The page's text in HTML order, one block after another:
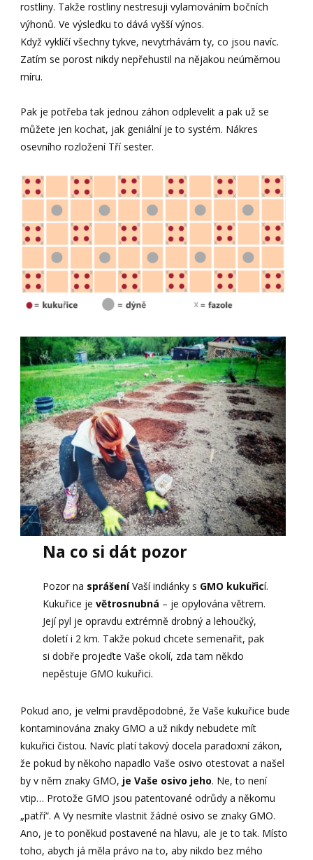
rostliny. Takže rostliny nestresuji vylamováním bočních
výhonů. Ve výsledku to dává vyšší výnos.
Když vyklíčí všechny tykve, nevytrhávám ty, co jsou navíc.
Zatím se porost nikdy nepřehustil na nějakou neúměrnou
míru.
Pak je potřeba tak jednou záhon odplevelit a pak už se
můžete jen kochat, jak geniální je to systém. Nákres
osevního rozložení Tří sester.
Na co si dát pozor
Pozor na sprášeníVaší indiánky s GMO kukuřicí.
Kukuřice je větrosnubná – je opylována větrem.
Její pyl je opravdu extrémně drobný a lehoučký,
doletí i 2 km. Takže pokud chcete semenařit, pak
si dobře projeďte Vaše okolí, zda tam někdo
nepěstuje GMO kukuřici.
Pokud ano, je velmi pravděpodobné, že Vaše kukuřice bude
kontaminována znaky GMO a už nikdy nebudete mít
kukuřici čistou. Navíc platí takový docela paradoxní zákon,
že pokud by někoho napadlo Vaše osivo otestovat a našel
by v něm znaky GMO, je Vaše osivo jeho. Ne, to není
vtip… Protože GMO jsou patentované odrůdy a někomu
„patří“. A Vy nesmíte vlastnit žádné osivo se znaky GMO.
Ano, je to poněkud postavené na hlavu, ale je to tak. Místo
toho, abych já měla právo na to, aby nikdo bez mého